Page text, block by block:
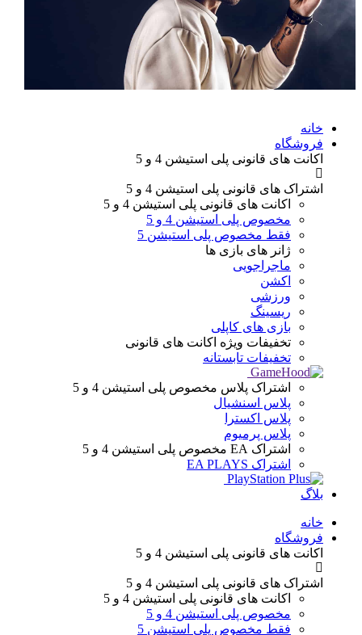
خانه
فروشگاه
اکانت های قانونی پلی استیشن 4 و 5
اشتراک های قانونی پلی استیشن 4 و 5
اکانت های قانونی پلی استیشن 4 و 5
مخصوص پلی استیشن 4 و 5
فقط مخصوص پلی استیشن 5
ژانر های بازی ها
ماجراجویی
اکشن
ورزشی
ریسینگ
بازی های کاپلی
تخفیفات ویژه اکانت های قانونی
تخفیفات تابستانه
اشتراک پلاس مخصوص پلی استیشن 4 و 5
پلاس اسنشیال
پلاس اکسترا
پلاس پرمیوم
اشتراک EA
مخصوص پلی استیشن 4 و 5
اشتراک EA PLAYS
بلاگ
Menu
خانه
فروشگاه
اکانت های قانونی پلی استیشن 4 و 5
اشتراک های قانونی پلی استیشن 4 و 5
اکانت های قانونی پلی استیشن 4 و 5
مخصوص پلی استیشن 4 و 5
فقط مخصوص پلی استیشن 5